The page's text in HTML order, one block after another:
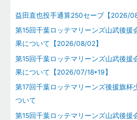
益田直也投手通算250セーブ【2026/
第15回千葉ロッテマリーンズ山武後援
果について【2026/08/02】
第15回千葉ロッテマリーンズ山武後援
果について【2026/07/18*19】
第17回千葉ロッテマリーンズ後援旗杯
ついて
第15回千葉ロッテマリーンズ山武後援